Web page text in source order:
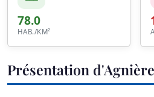
78.0
HAB./KM²
Présentation